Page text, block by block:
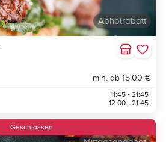
Abholrabatt
min. ab 15,00 €
11:45 - 21:45
12:00 - 21:45
Geschlossen